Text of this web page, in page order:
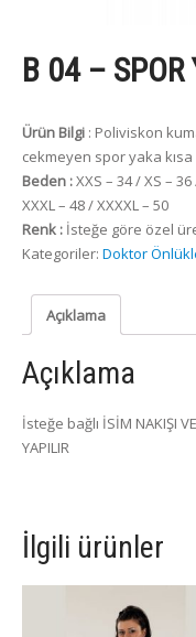
B 04 – SPOR
Ürün Bilgi : Poliviskon
cekmeyen spor yaka
Beden :XXS – 34 / XS –
XXXL – 48 / XXXXL – 50
Renk : İsteğe göre özel
Kategoriler: Doktor
Açıklama
Açıklama
İsteğe bağlı İSİM NAKIŞI
YAPILIR
İlgili ürünler